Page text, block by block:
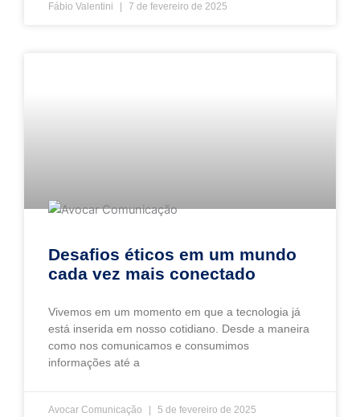
Fábio Valentini 7 de fevereiro de 2025
Desafios éticos em um mundo
cada vez mais conectado
Vivemos em um momento em que a tecnologia já
está inserida em nosso cotidiano. Desde a maneira
como nos comunicamos e consumimos
informações até a
Avocar Comunicação 5 de fevereiro de 2025